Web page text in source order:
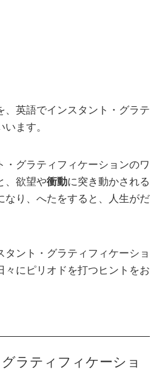
、英語でインスタント・グラテ
ます。
・グラティフィケーションのワ
、欲望や衝動に突き動かされる
なり、へたをすると、人生がだ
タント・グラティフィケーショ
々にピリオドを打つヒントをお
ラティフィケーショ